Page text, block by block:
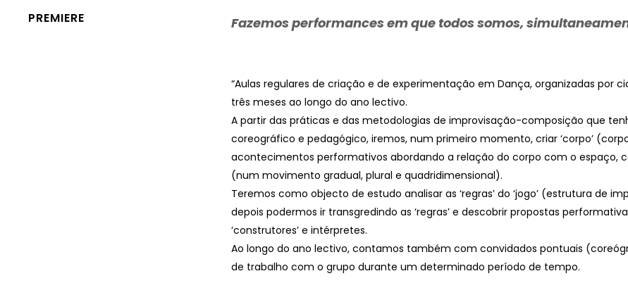
PREMIERE
Fazemos performances em que todos somos,
“Aulas regulares de criação e de experimentação em Dança, organizadas por
três meses ao longo do ano lectivo.
A partir das práticas e das metodologias de improvisação-composição que
coreográfico e pedagógico, iremos, num primeiro momento, criar ‘corpo’
acontecimentos performativos abordando a relação do corpo com o espaço,
(num movimento gradual, plural e quadridimensional).
Teremos como objecto de estudo analisar as ‘regras’ do ‘jogo’ (estrutura de
depois podermos ir transgredindo as ‘regras’ e descobrir propostas
‘construtores’ e intérpretes.
Ao longo do ano lectivo, contamos também com convidados pontuais
de trabalho com o grupo durante um determinado período de tempo.